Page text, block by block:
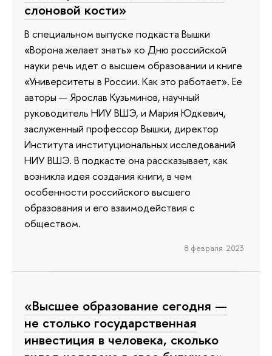
слоновой кости»
В специальном выпуске подкаста Вышки
«Ворона желает знать» ко Дню российской
науки речь идет о высшем образовании и книге
«Университеты в России. Как это работает». Ее
авторы — Ярослав Кузьминов, научный
руководитель НИУ ВШЭ, и Мария Юдкевич,
заслуженный профессор Вышки, директор
Института институциональных исследований
НИУ ВШЭ. В подкасте она рассказывает, как
возникла идея создания книги, в чем
особенности российского высшего
образования и его взаимодействия с
обществом.
8 февраля 2023
«Высшее образование сегодня —
не столько государственная
инвестиция в человека, сколько